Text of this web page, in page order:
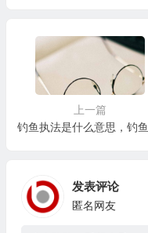
上一篇
发表评论
匿名网友